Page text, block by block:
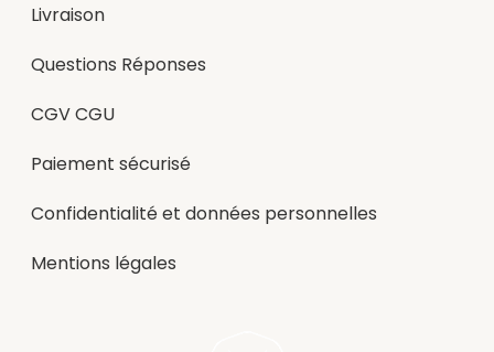
Livraison
Questions Réponses
CGV CGU
Paiement sécurisé
Confidentialité et données personnelles
Mentions légales